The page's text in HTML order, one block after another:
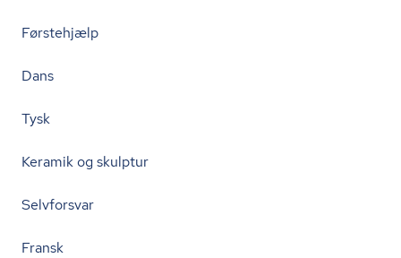
Førstehjælp
Dans
Tysk
Keramik og skulptur
Selvforsvar
Fransk